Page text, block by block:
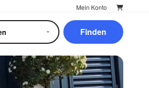
Mein Konto
Finden